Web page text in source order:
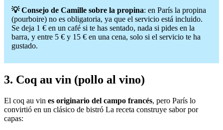
💡 Consejo de Camille sobre la propina: en París la propina
(pourboire) no es obligatoria, ya que el servicio está incluido.
Se deja 1 € en un café si te has sentado, nada si pides en la
barra, y entre 5 € y 15 € en una cena, solo si el servicio te ha
gustado.
3. Coq au vin (pollo al vino)
El coq au vin es originario del campo francés, pero París lo
convirtió en un clásico de bistró La receta construye sabor por
capas: